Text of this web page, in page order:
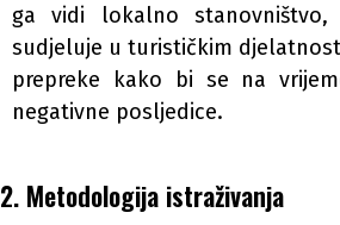
ga vidi lokalno stanovništvo,
sudjeluje u turističkim
prepreke kako bi se na
negativne posljedice.
2. Metodologija istraživanja